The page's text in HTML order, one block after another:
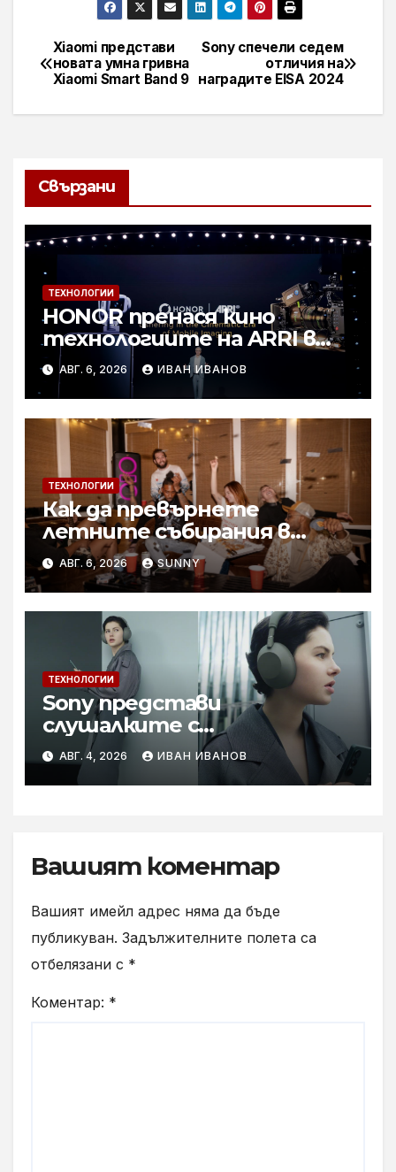
Навигация
Sony спечели седем
отличия на
наградите EISA 2024
Xiaomi представи
новата умна гривна
Xiaomi Smart Band 9
Свързани
ТЕХНОЛОГИИ
HONOR пренася кино
технологиите на ARRI в
мобилното творчество на
събитието Imaging
Technology Launch
АВГ. 6, 2026 ИВАН ИВАНОВ
ТЕХНОЛОГИИ
Как да превърнете
летните събирания в
купон с караоке система
АВГ. 6, 2026 SUNNY
ТЕХНОЛОГИИ
Sony представи
слушалките с
шумопотискане WH-
1000XM6 в нов цвят „Olive
Gray“
АВГ. 4, 2026 ИВАН ИВАНОВ
Вашият коментар
Вашият имейл адрес няма да бъде
публикуван. Задължителните полета са
отбелязани с *
Коментар: *